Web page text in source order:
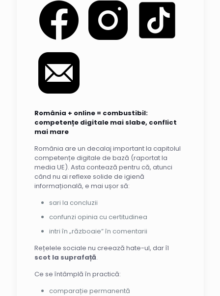
România + online = combustibil:
competențe digitale mai slabe, conflict
mai mare
România are un decalaj important la capitolul
competențe digitale de bază (raportat la
media UE). Asta contează pentru că, atunci
când nu ai reflexe solide de igienă
informațională, e mai ușor să:
sari la concluzii
confunzi opinia cu certitudinea
intri în „războaie” în comentarii
Rețelele sociale nu creează hate-ul, dar îl
scot la suprafață.
Ce se întâmplă în practică:
comparație permanentă